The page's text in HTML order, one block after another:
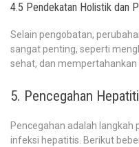
4.5 Pendekatan Holistik dan
Selain pengobatan,
sangat penting, seperti
sehat, dan mempertahankan
5. Pencegahan
Pencegahan adalah
infeksi hepatitis. Berikut